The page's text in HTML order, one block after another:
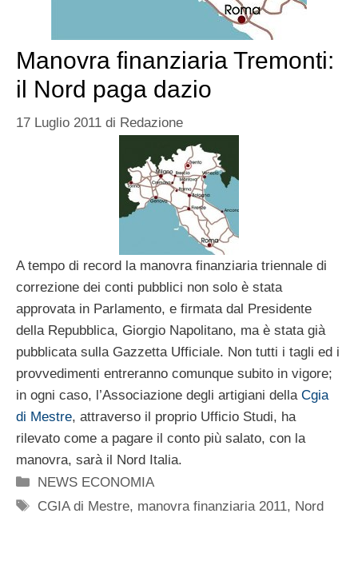
Manovra finanziaria Tremonti:
il Nord paga dazio
17 Luglio 2011 di Redazione
A tempo di record la manovra finanziaria triennale di
correzione dei conti pubblici non solo è stata
approvata in Parlamento, e firmata dal Presidente
della Repubblica, Giorgio Napolitano, ma è stata già
pubblicata sulla Gazzetta Ufficiale. Non tutti i tagli ed i
provvedimenti entreranno comunque subito in vigore;
in ogni caso, l’Associazione degli artigiani della Cgia
di Mestre, attraverso il proprio Ufficio Studi, ha
rilevato come a pagare il conto più salato, con la
manovra, sarà il Nord Italia.
Categorie
NEWS ECONOMIA
Tag
CGIA di Mestre, manovra finanziaria 2011, Nord